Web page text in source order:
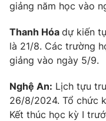
Phó Tổng Biên tập:
Nguyễn Trọng Ninh
Tổng đài VTV:024.38
Email:toasoan@vtv.vn
Liên hệ quảng cáo:
giảng năm học vào
Thanh Hóa dự kiến
là 21/8. Các trường
giảng vào ngày 5/9.
Nghệ An: Lịch tựu
26/8/2024. Tổ chức
Kết thúc học kỳ I